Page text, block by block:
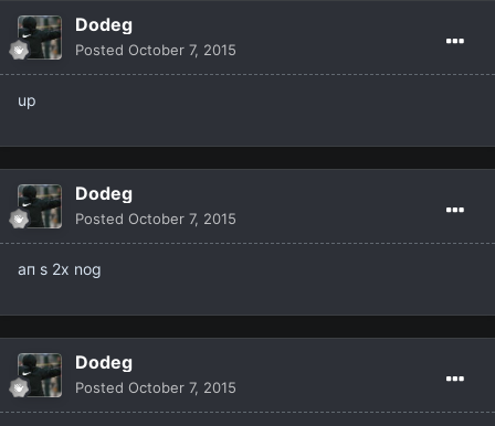
Dodeg
Posted October 7, 2015
up
Dodeg
Posted October 7, 2015
ап s 2x nog
Dodeg
Posted October 7, 2015